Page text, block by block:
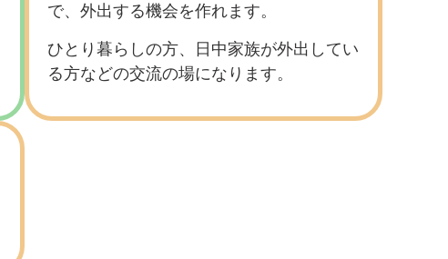
で、外出する機会を作れます。
ひとり暮らしの方、日中家族が外出してい
る方などの交流の場になります。